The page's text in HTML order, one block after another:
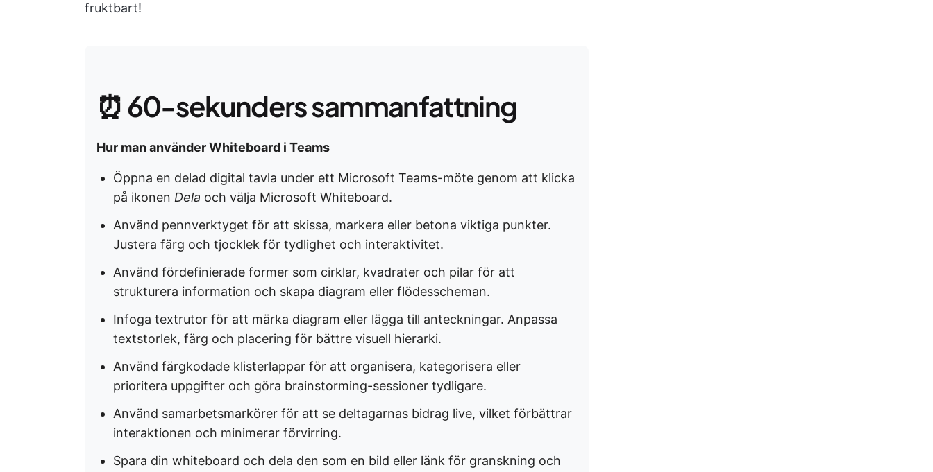
fruktbart!
⏰ 60-sekunders sammanfattning
Hur man använder Whiteboard i Teams
Öppna en delad digital tavla under ett Microsoft Teams-möte genom att klicka
på ikonen Dela och välja Microsoft Whiteboard.
Använd pennverktyget för att skissa, markera eller betona viktiga punkter.
Justera färg och tjocklek för tydlighet och interaktivitet.
Använd fördefinierade former som cirklar, kvadrater och pilar för att
strukturera information och skapa diagram eller flödesscheman.
Infoga textrutor för att märka diagram eller lägga till anteckningar. Anpassa
textstorlek, färg och placering för bättre visuell hierarki.
Använd färgkodade klisterlappar för att organisera, kategorisera eller
prioritera uppgifter och göra brainstorming-sessioner tydligare.
Använd samarbetsmarkörer för att se deltagarnas bidrag live, vilket förbättrar
interaktionen och minimerar förvirring.
Spara din whiteboard och dela den som en bild eller länk för granskning och